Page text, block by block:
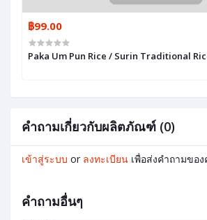
฿99.00
Paka Um Pun Rice / Surin Traditional
คำถามเกี่ยวกับผลิตภัณฑ์ (0)
เข้าสู่ระบบ or ลงทะเบียน เพื่อส่งคำถามขอ
คำถามอื่นๆ